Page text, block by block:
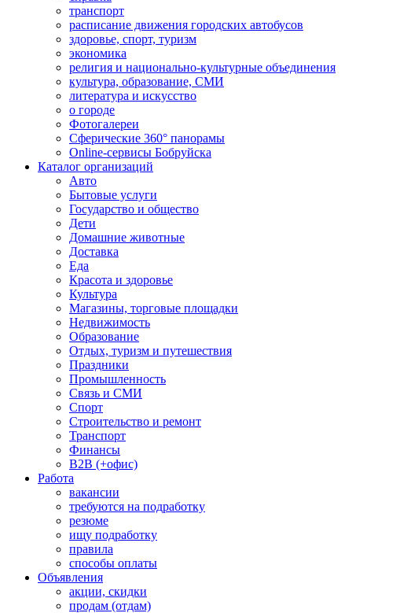
транспорт
расписание движения городских автобусов
здоровье, спорт, туризм
экономика
религия и национально-культурные объединения
культура, образование, СМИ
литература и искусство
о городе
Фотогалереи
Сферические 360° панорамы
Online-сервисы Бобруйска
Каталог организаций
Авто
Бытовые услуги
Государство и общество
Дети
Домашние животные
Доставка
Еда
Красота и здоровье
Культура
Магазины, торговые площадки
Недвижимость
Образование
Отдых, туризм и путешествия
Праздники
Промышленность
Связь и СМИ
Спорт
Строительство и ремонт
Транспорт
Финансы
B2B (+офис)
Работа
вакансии
требуются на подработку
резюме
ищу подработку
правила
способы оплаты
Объявления
акции, скидки
продам (отдам)